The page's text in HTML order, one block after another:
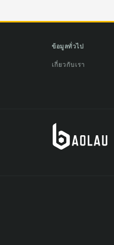
ข้อมูลทั่วไป
เกี่ยวกับเรา